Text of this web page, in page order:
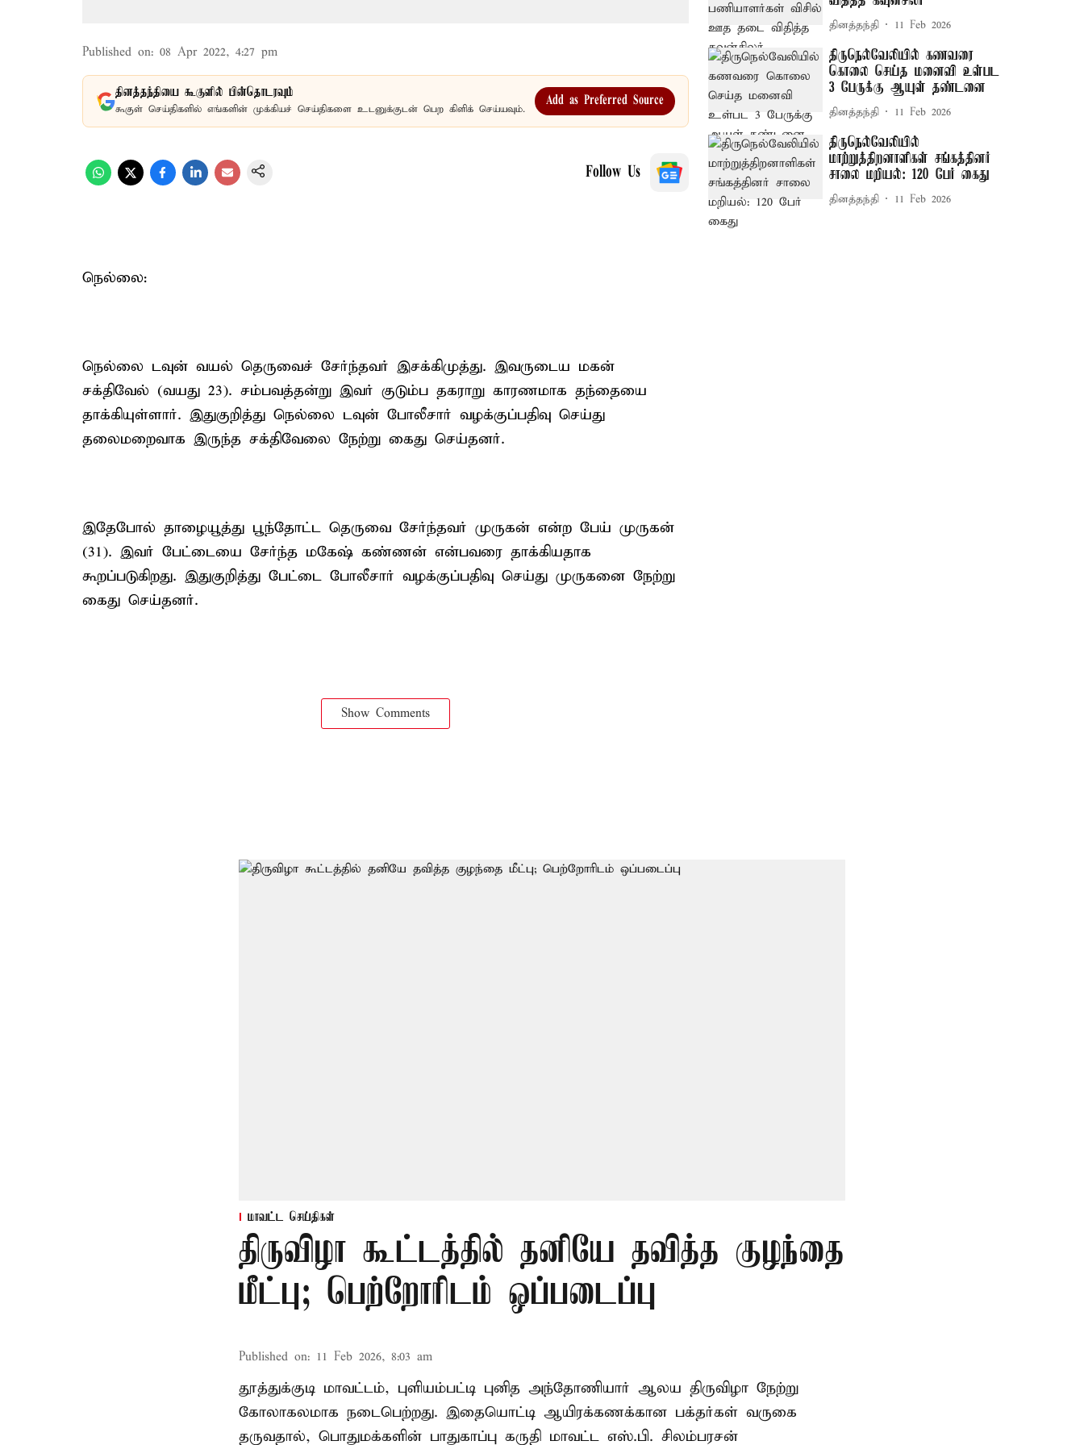
Published on: 08 Apr 2022, 4:27 pm
தினத்தந்தியை கூகுளில் பின்தொடரவும்
கூகுள் செய்திகளில் எங்களின் முக்கியச் செய்திகளை உடனுக்குடன் பெற கிளிக் செய்யவும்.
Add as Preferred Source
Follow Us
நெல்லை:
நெல்லை டவுன் வயல் தெருவைச் சேர்ந்தவர் இசக்கிமுத்து. இவருடைய மகன்
சக்திவேல் (வயது 23). சம்பவத்தன்று இவர் குடும்ப தகராறு காரணமாக தந்தையை
தாக்கியுள்ளார். இதுகுறித்து நெல்லை டவுன் போலீசார் வழக்குப்பதிவு செய்து
தலைமறைவாக இருந்த சக்திவேலை நேற்று கைது செய்தனர்.
இதேபோல் தாழையூத்து பூந்தோட்ட தெருவை சேர்ந்தவர் முருகன் என்ற பேய் முருகன்
(31). இவர் பேட்டையை சேர்ந்த மகேஷ் கண்ணன் என்பவரை தாக்கியதாக
கூறப்படுகிறது. இதுகுறித்து பேட்டை போலீசார் வழக்குப்பதிவு செய்து முருகனை நேற்று
கைது செய்தனர்.
Show Comments
தினத்தந்தி 11 Feb 2026
திருநெல்வேலியில் கணவரை
கொலை செய்த மனைவி உள்பட
3 பேருக்கு ஆயுள் தண்டனை
தினத்தந்தி 11 Feb 2026
திருநெல்வேலியில்
மாற்றுத்திறனாளிகள் சங்கத்தினர்
சாலை மறியல்: 120 பேர் கைது
தினத்தந்தி 11 Feb 2026
மாவட்ட செய்திகள்
திருவிழா கூட்டத்தில் தனியே தவித்த குழந்தை
மீட்பு; பெற்றோரிடம் ஒப்படைப்பு
Published on: 11 Feb 2026, 8:03 am
தூத்துக்குடி மாவட்டம், புளியம்பட்டி புனித அந்தோணியார் ஆலய திருவிழா நேற்று
கோலாகலமாக நடைபெற்றது. இதையொட்டி ஆயிரக்கணக்கான பக்தர்கள் வருகை
தருவதால், பொதுமக்களின் பாதுகாப்பு கருதி மாவட்ட எஸ்.பி. சிலம்பரசன்